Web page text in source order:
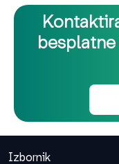
Izbornik